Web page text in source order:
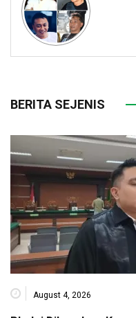
BERITA SEJENIS
August 4, 2026